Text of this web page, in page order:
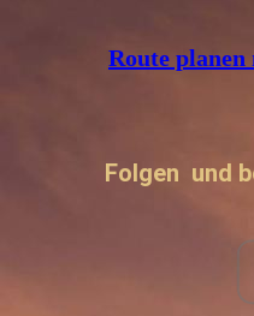
Route
Folgen und